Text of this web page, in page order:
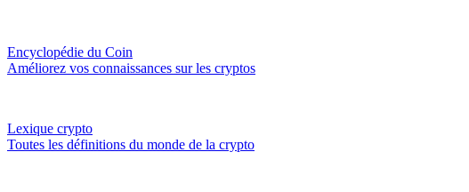
Encyclopédie du Coin
Améliorez vos connaissances sur les cryptos
Lexique crypto
Toutes les définitions du monde de la crypto